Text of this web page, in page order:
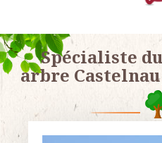
Spécialiste
arbre Castelnau